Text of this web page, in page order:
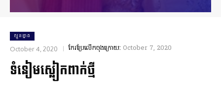
ក្បួនខ្នាត
October 4, 2020 កែរប្រែលើកចុងក្រោយ: October 7, 2020
ទំនៀមស្លៀកពាក់ថ្មី